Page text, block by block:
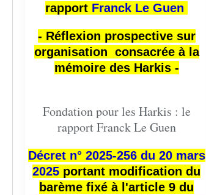
rapport Franck Le Guen
- Réflexion prospective sur
organisation consacrée à la
mémoire des Harkis -
Fondation pour les Harkis : le
rapport Franck Le Guen
Décret n° 2025-256 du 20 mars
2025 portant modification du
barème fixé à l'article 9 du